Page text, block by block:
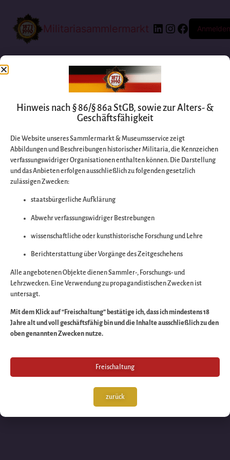
Militariasammlermarkt Anmelden
Entschuldigen Sie
bitte die
Wir arbeiten an
großartigen Sache
schauen Sie bald
wieder vorbei!
Hinweis nach § 86/§ 86a StGB, sowie zur Alters- &
Geschäftsfähigkeit
Die Website unseres Sammlermarkt & Museumsservice zeigt
Abbildungen und Beschreibungen historischer Militaria, die Kennzeichen
verfassungswidriger Organisationen enthalten können. Die Darstellung
und das Anbieten erfolgen ausschließlich zu folgenden gesetzlich
zulässigen Zwecken:
staatsbürgerliche Aufklärung
Abwehr verfassungswidriger Bestrebungen
wissenschaftliche oder kunsthistorische Forschung und Lehre
Berichterstattung über Vorgänge des Zeitgeschehens
Alle angebotenen Objekte dienen Sammler-, Forschungs- und
Lehrzwecken. Eine Verwendung zu propagandistischen Zwecken ist
untersagt.
Mit dem Klick auf “Freischaltung” bestätige ich, dass ich mindestens 18
Jahre alt und voll geschäftsfähig bin und die Inhalte ausschließlich zu den
oben genannten Zwecken nutze.
Freischaltung
zurück